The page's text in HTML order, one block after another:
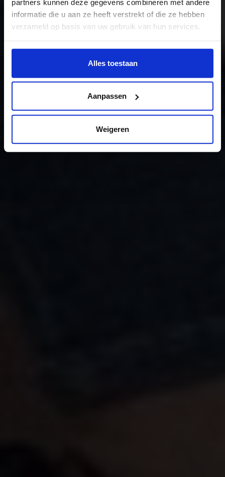
partners kunnen deze gegevens combineren met andere
informatie die u aan ze heeft verstrekt of die ze hebben
verzameld op basis van uw gebruik van hun services.
Wil je meer weten of de voorkeur aanpassen, bekijk dan
https://www.hku.nl/privacy-statement-en-
Alles toestaan
Aanpassen
Weigeren